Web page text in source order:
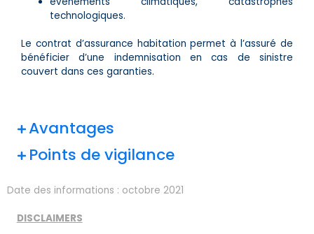
technologiques.
Le contrat d’assurance habitation permet à l’assuré de
bénéficier d’une indemnisation en cas de sinistre
couvert dans ces garanties.
Avantages
Points de vigilance
Date des informations : octobre 2021
DISCLAIMERS